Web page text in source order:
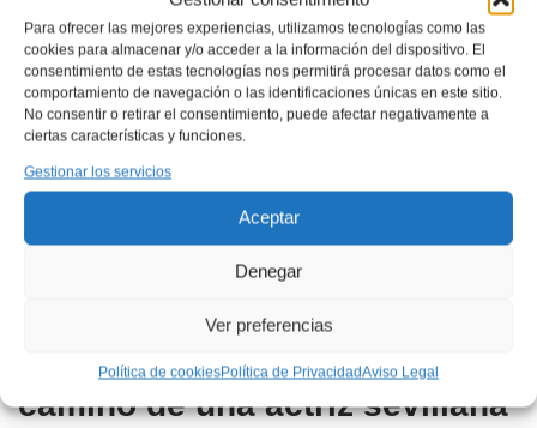
Para ofrecer las mejores experiencias, utilizamos tecnologías como las
cookies para almacenar y/o acceder a la información del dispositivo. El
consentimiento de estas tecnologías nos permitirá procesar datos como el
comportamiento de navegación o las identificaciones únicas en este sitio.
No consentir o retirar el consentimiento, puede afectar negativamente a
ciertas características y funciones.
Gestionar los servicios
Aceptar
Denegar
Ver preferencias
Política de cookiesPolítica de PrivacidadAviso Legal
Con Arte con Marta Hoyos: el
camino de una actriz sevillana